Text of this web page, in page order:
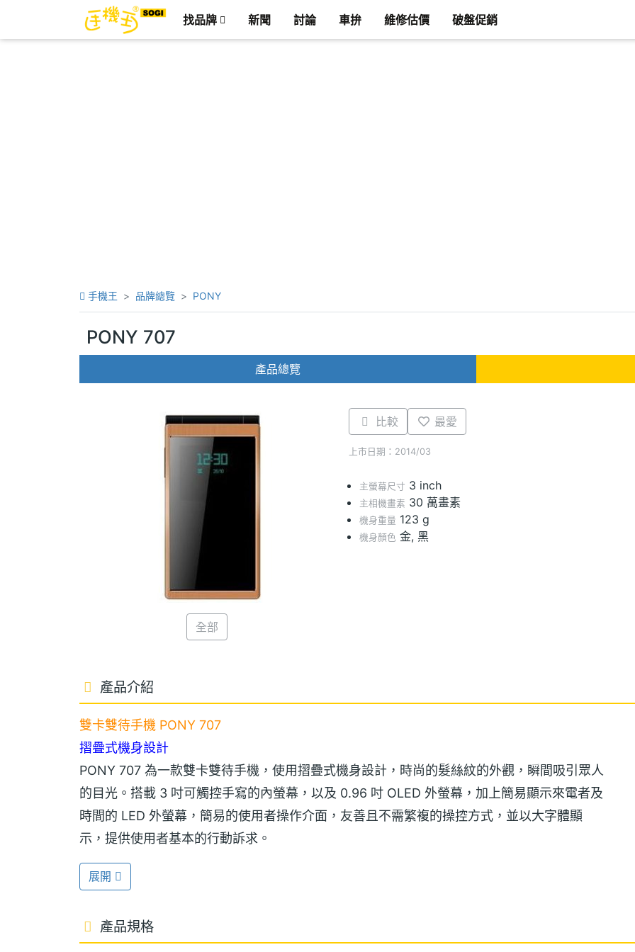
找品牌 新聞 討論 車拚 維修估價 破盤促銷
手機王 品牌總覽 PONY
PONY 707
產品總覽
全部
比較 最愛
上市日期：2014/03
主螢幕尺寸 3 inch
主相機畫素 30 萬畫素
機身重量 123 g
機身顏色 金, 黑
產品介紹
雙卡雙待手機 PONY 707
摺疊式機身設計
PONY 707 為一款雙卡雙待手機，使用摺疊式機身設計，時尚的髮絲紋的外觀，瞬間吸引眾人
的目光。搭載 3 吋可觸控手寫的內螢幕，以及 0.96 吋 OLED 外螢幕，加上簡易顯示來電者及
時間的 LED 外螢幕，簡易的使用者操作介面，友善且不需繁複的操控方式，並以大字體顯
示，提供使用者基本的行動訴求。
CDMA + GSM 雙卡雙待雙通
管理私人與業務上的聯絡清單，不必再攜帶兩支手機出門。內建 128MB ROM 儲存空間，並
展開
產品規格